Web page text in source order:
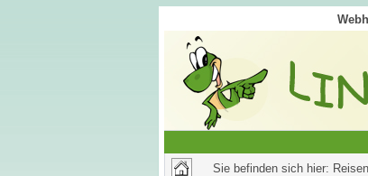
Sie befinden sich hier: